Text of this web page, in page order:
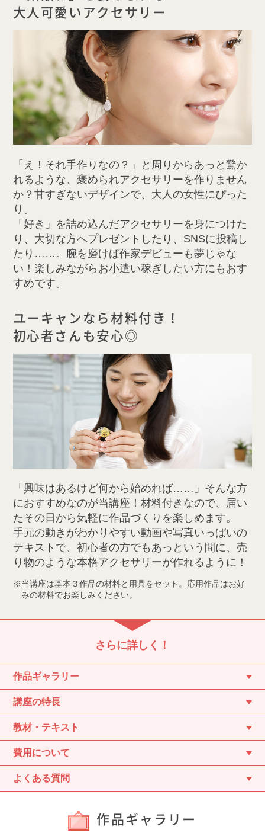
大人可愛いアクセサリー
「え！それ手作りなの？」と周りからあっと驚か
れるような、褒められアクセサリーを作りません
か？甘すぎないデザインで、大人の女性にぴった
り。
「好き」を詰め込んだアクセサリーを身につけた
り、大切な方へプレゼントしたり、SNSに投稿し
たり……。腕を磨けば作家デビューも夢じゃな
い！楽しみながらお小遣い稼ぎしたい方にもおす
すめです。
ユーキャンなら材料付き！
初心者さんも安心◎
「興味はあるけど何から始めれば……」そんな方
におすすめなのが当講座！材料付きなので、届い
たその日から気軽に作品づくりを楽しめます。
手元の動きがわかりやすい動画や写真いっぱいの
テキストで、初心者の方でもあっという間に、売
り物のような本格アクセサリーが作れるように！
当講座は基本３作品の材料と用具をセット。応用作品はお好
みの材料でお楽しみください。
さらに詳しく！
作品ギャラリー
講座の特長
教材・テキスト
費用について
よくある質問
作品ギャラリー